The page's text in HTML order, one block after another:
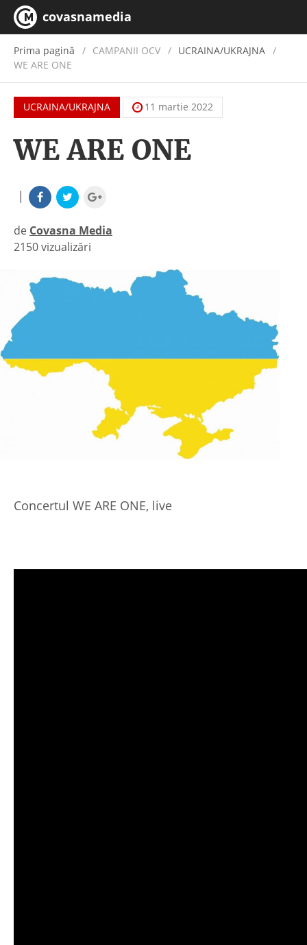
covasnamedia
Prima pagină CAMPANII OCV / UCRAINA/UKRAJNA
WE ARE ONE
UCRAINA/UKRAJNA 11 martie 2022
WE ARE ONE
|
de Covasna Media
|
2150 vizualizări
Concertul WE ARE ONE, live